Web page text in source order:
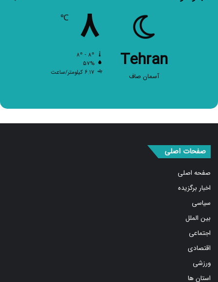
Tehran
آسمان صاف
۸ ℃
۵۷%
۶.۱۷ کیلومتر/ساعت
صفحات اصلی
صفحه اصلی
اخبار برگزیده
بین الملل
اجتماعی
اقتصادی
ورزشی
استان ها